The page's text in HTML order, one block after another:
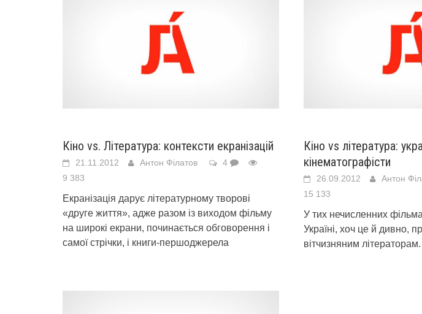
Кіно vs. Література: контексти екранізацій
21.11.2012 Антон Філатов
4
9 383
Екранізація дарує літературному творові
«друге життя», адже разом із виходом фільму
на широкі екрани, починається обговорення і
самої стрічки, і книги-першоджерела
Кіно vs література:
кінематографісти
26.09.2012 Антон
15 133
У тих нечисленних
Україні, хоч це й дивно,
вітчизняним літераторам.